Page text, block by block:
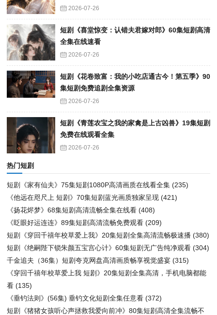
2026-07-26
短剧《喜堂惊变：认错夫君嫁对郎》60集短剧高清
全集在线速看
2026-07-26
短剧《花卷致富：我的小吃店通古今！第五季》90
集短剧免费追剧全集资源
2026-07-26
短剧《青莲农宝之我的家禽是上古凶兽》19集短剧
免费在线观看全集
2026-07-26
热门短剧
短剧《家有仙夫》75集短剧1080P高清画质在线看全集 (235)
《他远在咫尺上 短剧》70集短剧蓝光画质独家呈现 (421)
《扬花烬梦》68集短剧高清流畅全集在线看 (408)
《眨眼好运连连》89集短剧高清流畅免费观看 (209)
短剧《穿回千禧年校草爱上我》20集短剧全集高清流畅极速播 (380)
短剧《绝嗣陛下锁朱颜五宝宫心计》60集短剧无广告纯净观看 (304)
千金追夫（36集）短剧夸克网盘高清画质畅享视觉盛宴 (315)
《穿回千禧年校草爱上我 短剧》20集短剧全集高清，手机电脑都能
看 (135)
《垂钓法则》(56集) 垂钓文化短剧全集任意看 (372)
短剧《猪猪女孩听心声拯救我爱向前冲》80集短剧高清全集流畅不